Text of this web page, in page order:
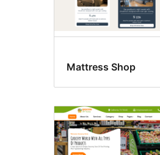
Mattress Shop